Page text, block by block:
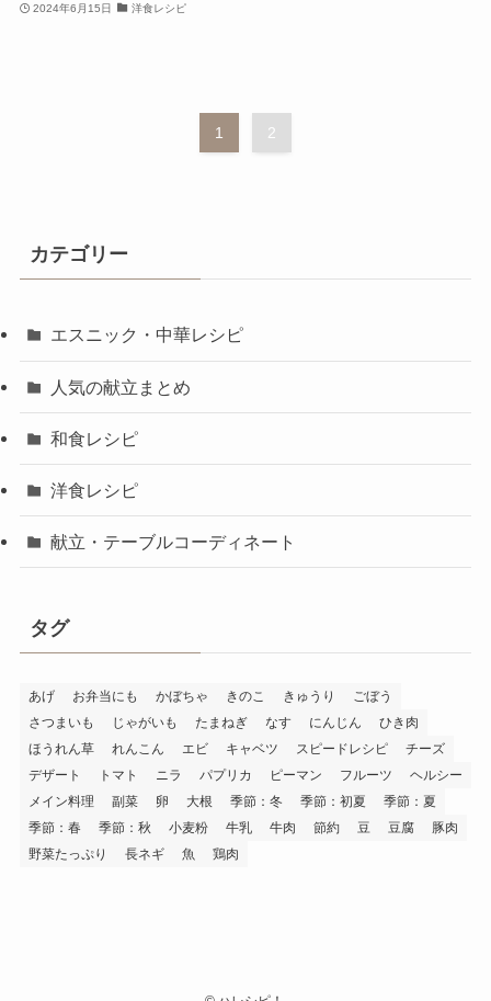
2024年6月15日 洋食レシピ
1 2
カテゴリー
エスニック・中華レシピ
人気の献立まとめ
和食レシピ
洋食レシピ
献立・テーブルコーディネート
タグ
あげ お弁当にも かぼちゃ きのこ きゅうり
ごぼう
さつまいも
じゃがいも たまねぎ なす にんじん
ひき肉
ほうれん草
れんこん エビ キャベツ スピードレシピ
チーズ
デザート
トマト ニラ パプリカ ピーマン フルーツ
ヘルシー
メイン料理
副菜 卵 大根 季節：冬 季節：初夏
季節：夏
季節：春
季節：秋 小麦粉 牛乳 牛肉 節約 豆 豆腐
豚肉
野菜たっぷり
長ネギ 魚 鶏肉